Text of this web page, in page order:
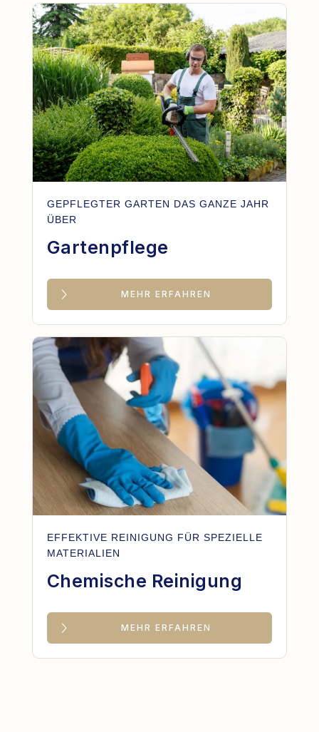
GEPFLEGTER GARTEN DAS GANZE JAHR
ÜBER
Gartenpflege
MEHR ERFAHREN
EFFEKTIVE REINIGUNG FÜR SPEZIELLE
MATERIALIEN
Chemische Reinigung
MEHR ERFAHREN